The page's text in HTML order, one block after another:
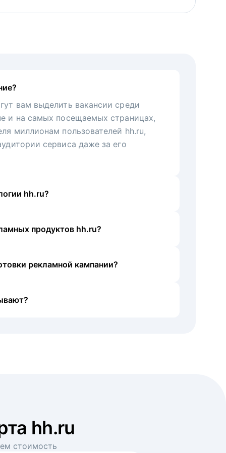
вам выделить вакансии среди
и на самых посещаемых страницах,
миллионам пользователей hh.ru,
сервиса даже за его
hh.ru?
продуктов hh.ru?
рекламной кампании?
hh.ru
стоимость